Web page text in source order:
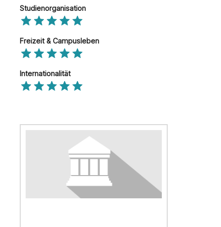
Studienorganisation
Freizeit & Campusleben
Internationalität